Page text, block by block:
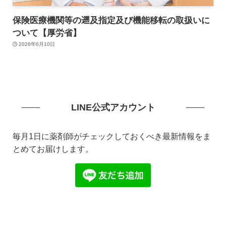
保険医療機関等の遡及指定及び機能移転の取扱いに
ついて【厚労省】
2026年6月10日
LINE公式アカウント
毎月1日に薬剤師がチェックしておくべき最新情報をま
とめてお届けします。